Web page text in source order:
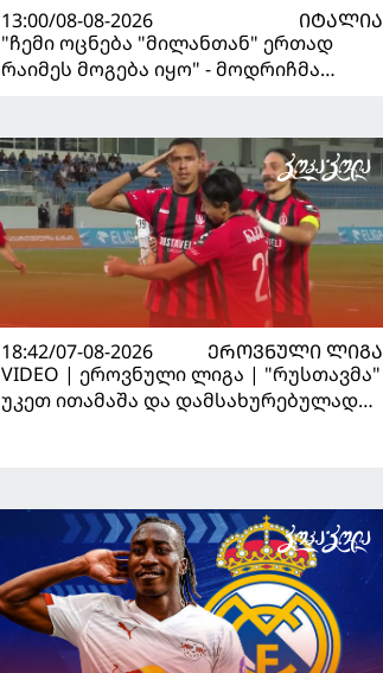
13:00/08-08-2026
ᲘᲢᲐᲚᲘᲐ
"ჩემი ოცნება "მილანთან" ერთად
რაიმეს მოგება იყო" - მოდრიჩმა
18:42/07-08-2026
ᲔᲠᲝᲕᲜᲣᲚᲘ ᲚᲘᲒᲐ
VIDEO | ეროვნული ლიგა | "რუსთავმა"
უკეთ ითამაშა და დამსახურებულად